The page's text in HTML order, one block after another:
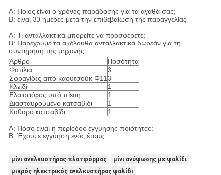
Α: Ποιος είναι ο χρόνος παράδοσης για τα αγαθά σας;
Β: είναι 30 ημέρες μετά την επιβεβαίωση της παραγγελίας
Α: Τι ανταλλακτικά μπορείτε να προσφέρετε;
Β: Παρέχουμε τα ακόλουθα ανταλλακτικά δωρεάν για τη
συντήρηση της μηχανής:
Άρθρο
Ποσότητα
Φυτίλια
3
Σφραγίδες από καουτσούκ Φ11 3
Κλειδί
1
Ελαιοφόρος υπό πίεση
1
Διασταυρούμενο κατσαβίδι
1
Καθαρό κατσαβίδι
1
Α: Πόσο είναι η περίοδος εγγύησης ποιότητας;
Β: Έχουμε εγγύηση ενός έτους.
μίνι ανελκυστήρας πλατφόρμας
μίνι ανύψωσης με ψαλίδι
μικρός ηλεκτρικός ανελκυστήρας ψαλίδι